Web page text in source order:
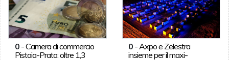
0-Camera di commercio
Pistoia-Prato: oltre 1,3
0 - Axpo e Zelestra
insieme per il maxi-